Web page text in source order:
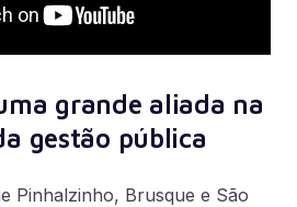
grande aliada na
gestão pública
Pinhalzinho, Brusque e São